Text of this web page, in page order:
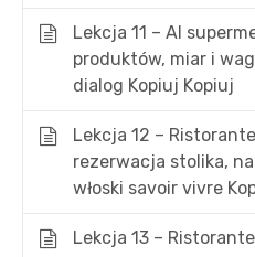
Lekcja 11 – Al
produktów, miar i
dialog Kopiuj Kopiuj
Lekcja 12 –
rezerwacja stolika,
włoski savoir vivre
Lekcja 13 –